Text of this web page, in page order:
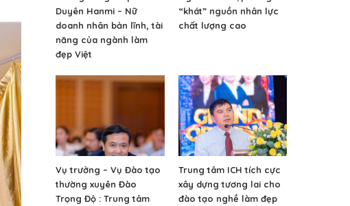
Duyên Hanmi – Nữ
doanh nhân bản lĩnh, tài
năng của ngành làm
đẹp Việt
“khát” nguồn nhân lực
chất lượng cao
Vụ trưởng – Vụ Đào tạo
thường xuyên Đào
Trọng Độ : Trung tâm
Trung tâm ICH tích cực
xây dựng tương lai cho
đào tạo nghề làm đẹp